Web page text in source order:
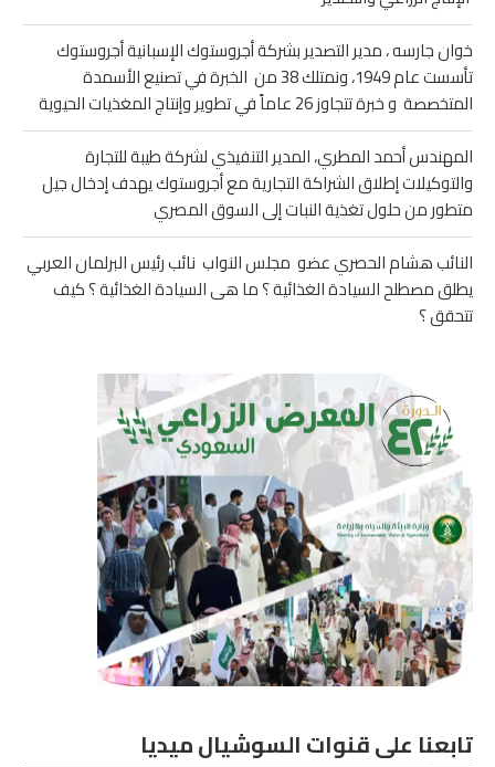
خوان جارسه ، مدير التصدير بشركة أجروستوك الإسبانية أجروستوك
تأسست عام 1949، ونمتلك 38 من الخبرة في تصنيع الأسمدة
المتخصصة و خبرة تتجاوز 26 عاماً في تطوير وإنتاج المغذيات الحيوية
المهندس أحمد المطري، المدير التنفيذي لشركة طيبة للتجارة
والتوكيلات إطلاق الشراكة التجارية مع أجروستوك يهدف إدخال جيل
متطور من حلول تغذية النبات إلى السوق المصري
النائب هشام الحصري عضو مجلس النواب نائب رئيس البرلمان العربي
يطلق مصطلح السيادة الغذائية ؟ ما هى السيادة الغذائية ؟ كيف
تتحقق ؟
تابعنا على قنوات السوشيال ميديا